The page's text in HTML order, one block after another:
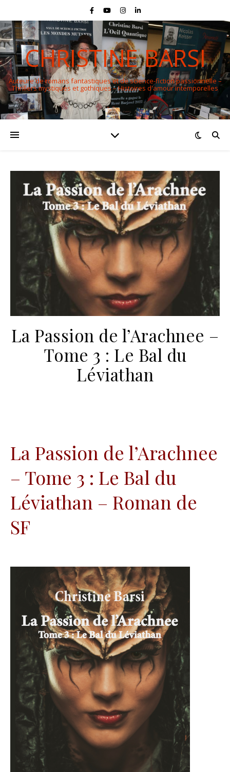
CHRISTINE BARSI
Auteure de romans fantastiques et de science-fiction passionnelle –
Thrillers mystiques et gothiques – Histoires d'amour intemporelles
La Passion de l’Arachnee –
Tome 3 : Le Bal du
Léviathan
La Passion de l’Arachnee
– Tome 3 : Le Bal du
Léviathan – Roman de
SF